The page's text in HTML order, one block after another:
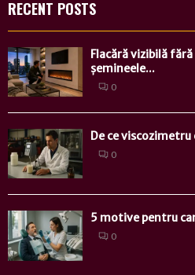
RECENT POSTS
Flacără vizibilă
șemineele...
0
De ce
0
5 motive pentru
0